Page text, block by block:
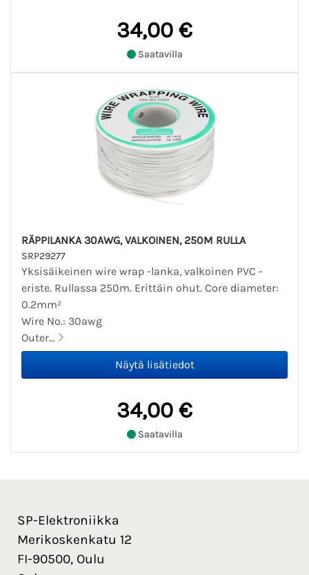
34,00 €
Saatavilla
RÄPPILANKA 30AWG, VALKOINEN, 250M RULLA
SRP29277
Yksisäikeinen wire wrap -lanka, valkoinen PVC -
eriste. Rullassa 250m. Erittäin ohut. Core diameter:
0.2mm²
Wire No.: 30awg
Outer...
34,00 €
Saatavilla
SP-Elektroniikka
Merikoskenkatu 12
FI-90500, Oulu